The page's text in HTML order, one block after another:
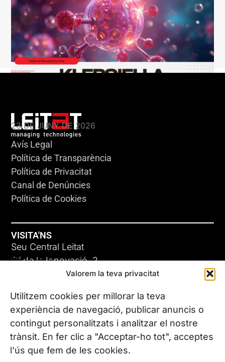
Valorem la teva privacitat
Utilitzem cookies per millorar la teva
experiència de navegació, publicar anuncis o
contingut personalitzats i analitzar el nostre
trànsit. En fer clic a "Acceptar-ho tot", acceptes
l'ús que fem de les cookies.
23 DE JUNY DE 2026
ADC-CRC
17 DE JUNY DE 2026
Avís Legal
Política de Transparència
Política de Privacitat
Canal de Denúncies
Política de Cookies
VISITA'NS
Seu Central Leitat
C/ de la Innovació, 2
08225 Terrassa, (Barcelona)
Coneix les nostres seus
CONTACTA’NS
Tel. (+34) 937 882 300